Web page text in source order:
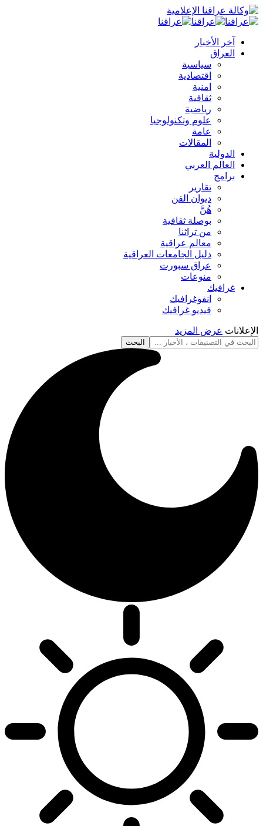
آخر الأخبار
العراق
سياسية
اقتصادية
امنية
ثقافية
رياضية
علوم وتكنولوجيا
عامة
المقالات
الدولية
العالم العربي
برامج
تقارير
ديوان الفن
هُنَّ
بوصلة ثقافية
من تراثنا
معالم عراقية
دليل الجامعات العراقية
عراق سبورت
منوعات
غرافيك
انفوغرافيك
فيديو غرافيك
الإعلانات عرض المزيد